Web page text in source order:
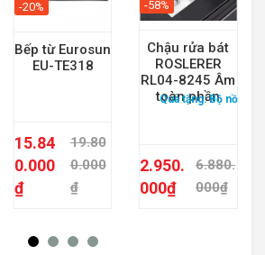
-20%
Bếp từ Eurosun
EU-TE318
19.80
0.000
₫
15.84
0.000
₫
-58%
Chậu rửa bát
ROSLERER
RL04-8245 Âm
toàn phần
6.880.
000₫
2.950.
000₫
Quà tặng:Bộ nồi từ